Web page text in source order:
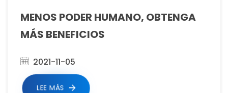
MENOS PODER HUMANO, OBTENGA
MÁS BENEFICIOS
2021-11-05
LEE MÁS